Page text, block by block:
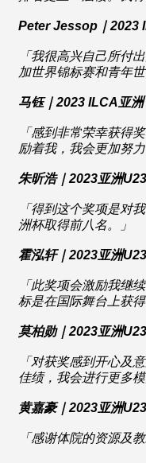
Peter Jessop ｜2023
「我很高兴自己所付
加世界锦标赛和青年
马钰｜2023 ILCA 亚
「感到非常荣幸获得
励着我，我会更加努
朱昕浩｜2023亚洲U23
「得到这个奖项是对
洲杯取得前八名。」
霍泓轩｜2023亚洲U23
「此奖项会激励我继
标是在国际舞台上获
莫柏勋｜2023亚洲U23
「对获奖感到开心及
佳绩，我会进行更多
黄嘉豪｜2023亚洲U23
「感谢体院的资源及